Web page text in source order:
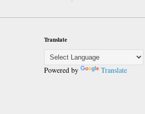
Translate
Powered by Translate